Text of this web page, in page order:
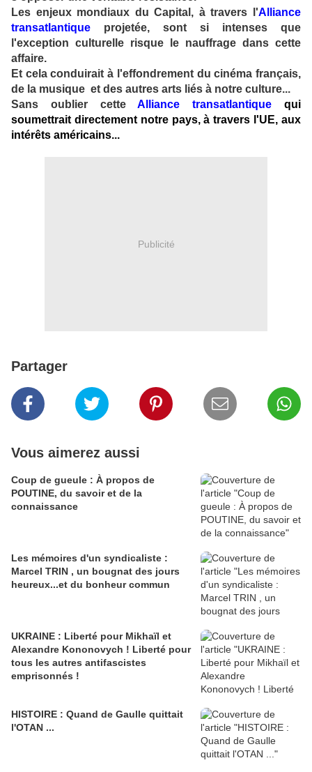
Les enjeux mondiaux du Capital, à travers l'Alliance
transatlantique projetée, sont si intenses que
l'exception culturelle risque le nauffrage dans cette
affaire.
Et cela conduirait à l'effondrement du cinéma français,
de la musique et des autres arts liés à notre culture...
Sans oublier cetteAlliance transatlantiquequi
soumettrait directement notre pays, à travers l'UE, aux
intérêts américains...
Publicité
Partager
Vous aimerez aussi
Coup de gueule : À propos de
POUTINE, du savoir et de la
connaissance
Les mémoires d'un syndicaliste :
Marcel TRIN , un bougnat des jours
heureux...et du bonheur commun
UKRAINE : Liberté pour Mikhaïl et
Alexandre Kononovych ! Liberté pour
tous les autres antifascistes
emprisonnés !
HISTOIRE : Quand de Gaulle quittait
l'OTAN ...